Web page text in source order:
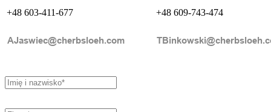
+48 603-411-677
+48 609-743-474